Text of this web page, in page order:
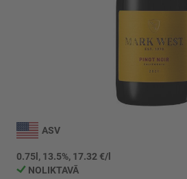
uz
galerijas
sākumu
ASV
0.75l, 13.5%, 17.32 €/l
NOLIKTAVĀ